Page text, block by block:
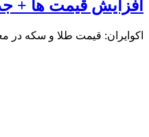
افزایش قیمت ها +
اکوایران: قیمت طلا و سکه در